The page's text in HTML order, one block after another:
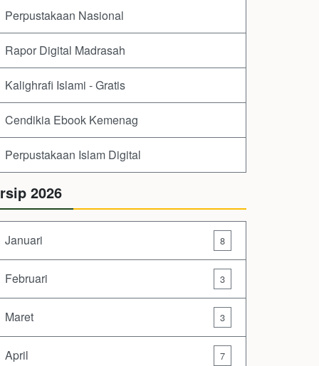
Perpustakaan Nasional
Rapor Digital Madrasah
Kalighrafi Islami - Gratis
Cendikia Ebook Kemenag
Perpustakaan Islam Digital
2026
Januari 8
Februari 3
Maret 3
April 7